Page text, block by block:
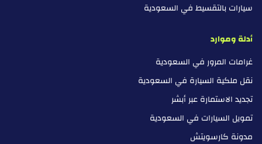
سيارات بالتقسيط في السعودية
أدلة وموارد
غرامات المرور في السعودية
نقل ملكية السيارة في السعودية
تجديد الاستمارة عبر أبشر
تمويل السيارات في السعودية
مدونة كارسويتش